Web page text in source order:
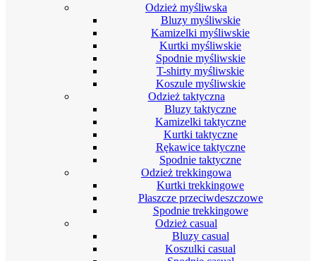
Odzież myśliwska
Bluzy myśliwskie
Kamizelki myśliwskie
Kurtki myśliwskie
Spodnie myśliwskie
T-shirty myśliwskie
Koszule myśliwskie
Odzież taktyczna
Bluzy taktyczne
Kamizelki taktyczne
Kurtki taktyczne
Rękawice taktyczne
Spodnie taktyczne
Odzież trekkingowa
Kurtki trekkingowe
Płaszcze przeciwdeszczowe
Spodnie trekkingowe
Odzież casual
Bluzy casual
Koszulki casual